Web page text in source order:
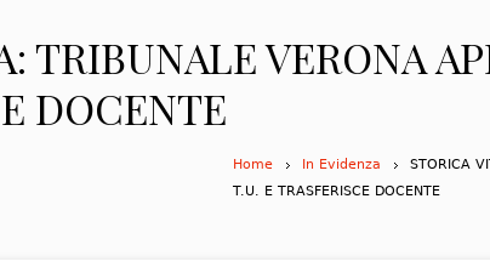
TRIBUNALE VERONA
DOCENTE
Home In Evidenza
STORICA
T.U. E TRASFERISCE DOCENTE